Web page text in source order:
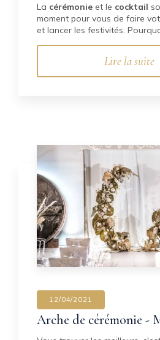
La cérémonie et le cocktail
moment pour vous de faire
et lancer les festivités.
Lire la suite
12/04/2021
Arche de cérémonie -